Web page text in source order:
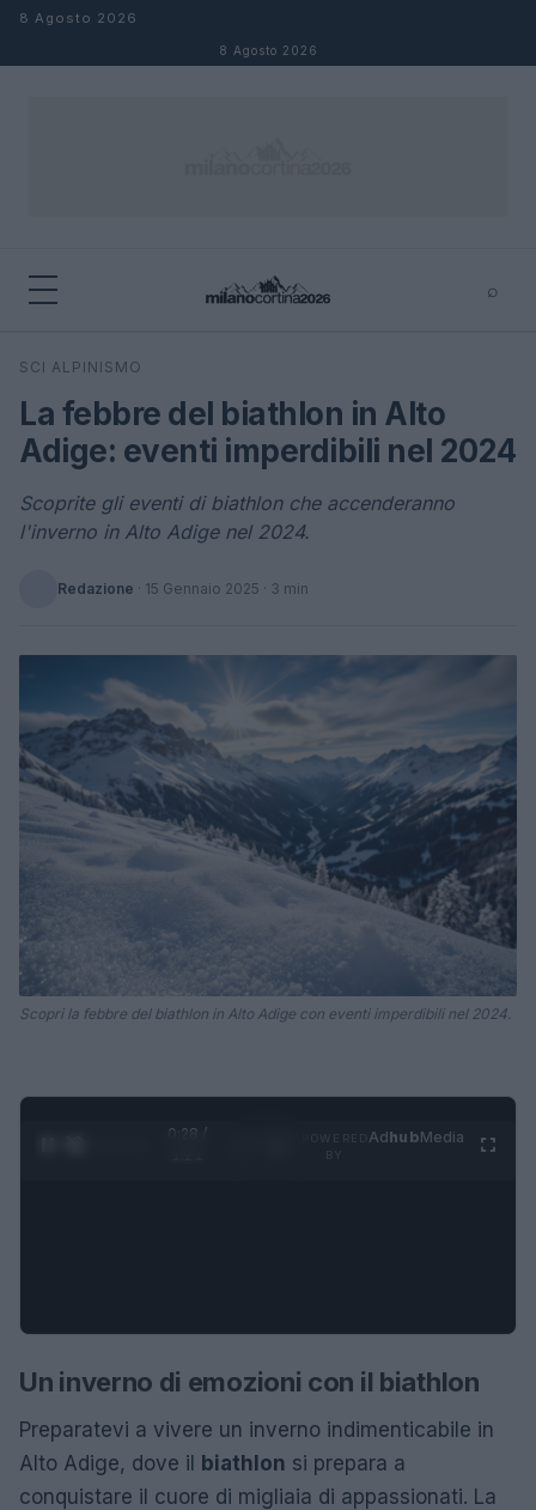
Salta al contenuto
8 Agosto 2026
8 Agosto 2026
⌕
Cerca
SCI ALPINISMO
La febbre del biathlon in Alto
Adige: eventi imperdibili nel 2024
Scoprite gli eventi di biathlon che accenderanno
l'inverno in Alto Adige nel 2024.
Redazione · 15 Gennaio 2025 · 3 min
Scopri la febbre del biathlon in Alto Adige con eventi imperdibili nel 2024.
0:29 /
AdhubMedia
Un inverno di emozioni con il biathlon
Preparatevi a vivere un inverno indimenticabile in
Alto Adige, dove il biathlon si prepara a
conquistare il cuore di migliaia di appassionati. La